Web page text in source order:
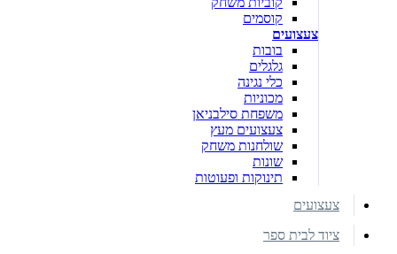
קוסמים
צעצועים
בובות
גלגלים
כלי נגינה
מכוניות
משפחת סילבניאן
צעצועים מעץ
שולחנות משחק
שונות
תינוקות ופעוטות
צעצועים
ציוד לבית ספר